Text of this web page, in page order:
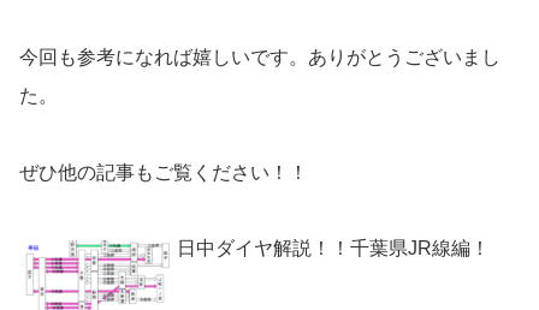
今回も参考になれば嬉しいです。ありがとうございまし
た。
ぜひ他の記事もご覧ください！！
日中ダイヤ解説！！千葉県JR線編！